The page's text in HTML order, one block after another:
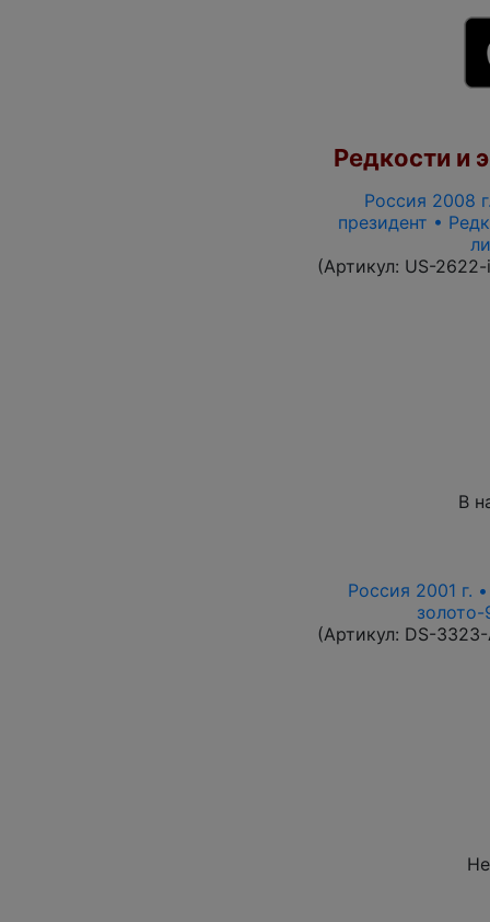
Редкости и
Россия 2008
президент •
(Артикул: US-
В
Россия 2001 г.
(Артикул: DS-